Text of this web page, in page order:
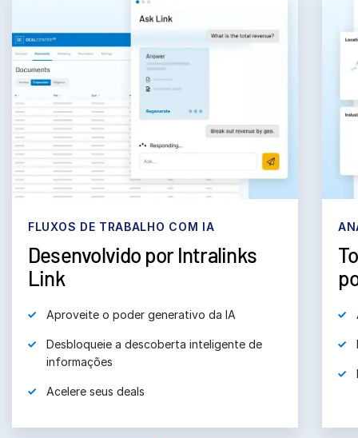
繁體中文
Deutsch
日本語
한국인
Português
Español
Italiano
Dutch
OBTER UM ORÇAMENTO
FLUXOS DE TRABALHO COM IA
Desenvolvido por Intralinks
Link
Aproveite o poder generativo da IA
Desbloqueie a descoberta inteligente de
informações
Acelere seus deals